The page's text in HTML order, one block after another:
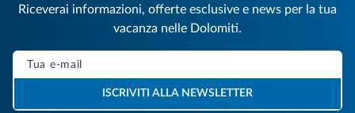
Riceverai informazioni, offerte esclusive e news per la tua
vacanza nelle Dolomiti.
ISCRIVITI ALLA NEWSLETTER